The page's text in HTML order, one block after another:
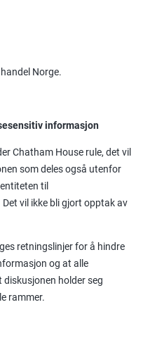
Norge.
informasjon
Chatham House rule, det vil
som deles også utenfor
til
vil ikke bli gjort opptak av
retningslinjer for å hindre
og at alle
holder seg
rammer.